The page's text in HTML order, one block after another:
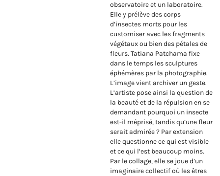
observatoire et un laboratoire.
Elle y prélève des corps
d’insectes morts pour les
customiser avec les fragments
végétaux ou bien des pétales de
fleurs. Tatiana Patchama fixe
dans le temps les sculptures
éphémères par la photographie.
L’image vient archiver un geste.
L’artiste pose ainsi la question de
la beauté et de la répulsion en se
demandant pourquoi un insecte
est-il méprisé, tandis qu’une fleur
serait admirée ? Par extension
elle questionne ce qui est visible
et ce qui l’est beaucoup moins.
Par le collage, elle se joue d’un
imaginaire collectif où les êtres